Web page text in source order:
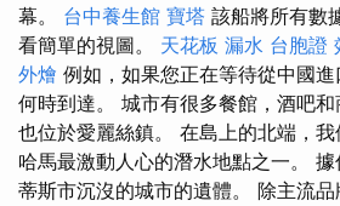
幕。 台中養生館 寶塔 該船將所有數
看簡單的視圖。 天花板 漏水 台胞證
外燴 例如，如果您正在等待從中國
何時到達。 城市有很多餐館，酒吧
也位於愛麗絲鎮。 在島上的北端，
哈馬最激動人心的潛水地點之一。
蒂斯市沉沒的城市的遺體。 除主流